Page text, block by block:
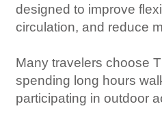
designed to improve
circulation, and reduce
Many travelers choose
spending long hours
participating in outdoor